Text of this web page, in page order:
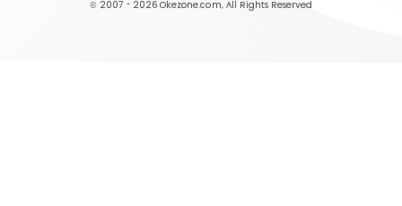
© 2007 - 2026 Okezone.com, All Rights Reserved